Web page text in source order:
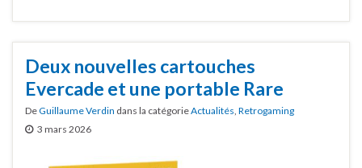
Deux nouvelles cartouches
Evercade et une portable Rare
DeGuillaume Verdin dans la catégorieActualités Retrogaming
3 mars 2026